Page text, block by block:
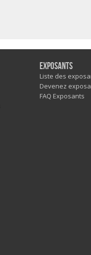
Exposants
Liste des
Devenez
FAQ Exposants